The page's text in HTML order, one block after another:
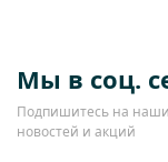
Мы в соц.
Подпишитесь на наши
новостей и акций